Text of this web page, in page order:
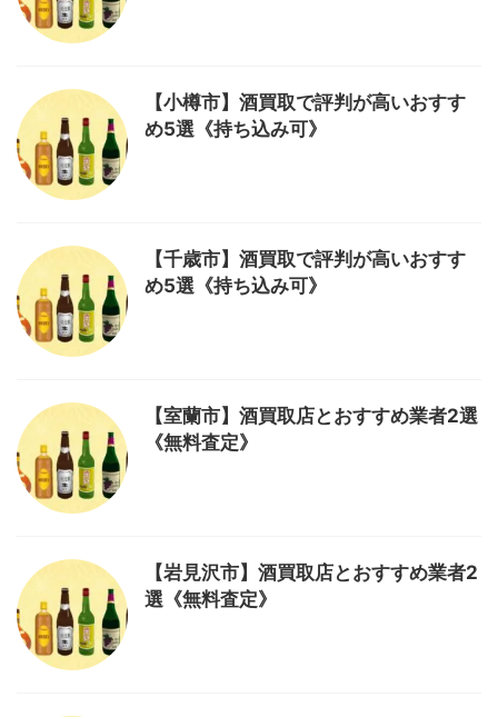
【小樽市】酒買取で評判が高いおすす
め5選《持ち込み可》
【千歳市】酒買取で評判が高いおすす
め5選《持ち込み可》
【室蘭市】酒買取店とおすすめ業者2選
《無料査定》
【岩見沢市】酒買取店とおすすめ業者2
選《無料査定》